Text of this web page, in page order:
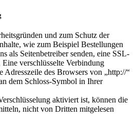
und zum Schutz der
wie zum Beispiel Bestellungen
als Seitenbetreiber senden, eine SSL-
verschlüsselte Verbindung
Adresszeile des Browsers von „http://“
dem Schloss-Symbol in Ihrer
aktiviert ist, können die
nicht von Dritten mitgelesen